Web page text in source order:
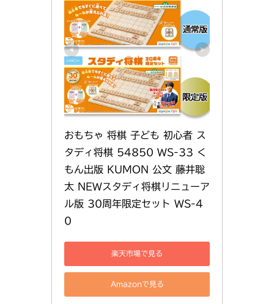
おもちゃ 将棋 子ども 初心者 ス
タディ将棋 54850 WS-33 く
もん出版 KUMON 公文 藤井聡
太 NEWスタディ将棋リニューア
ル版 30周年限定セット WS-4
0
楽天市場で見る
Amazonで見る